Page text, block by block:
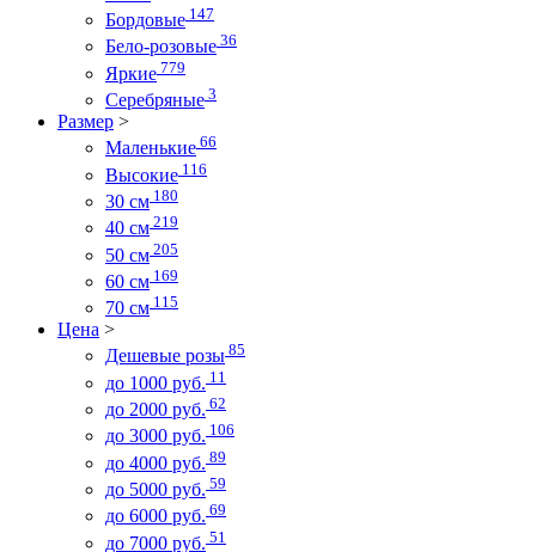
Бордовые 147
Бело-розовые 36
Яркие 779
Серебряные 3
Размер >
Маленькие 66
Высокие 116
30 см 180
40 см 219
50 см 205
60 см 169
70 см 115
Цена >
Дешевые розы 85
до 1000 руб. 11
до 2000 руб. 62
до 3000 руб. 106
до 4000 руб. 89
до 5000 руб. 59
до 6000 руб. 69
до 7000 руб. 51